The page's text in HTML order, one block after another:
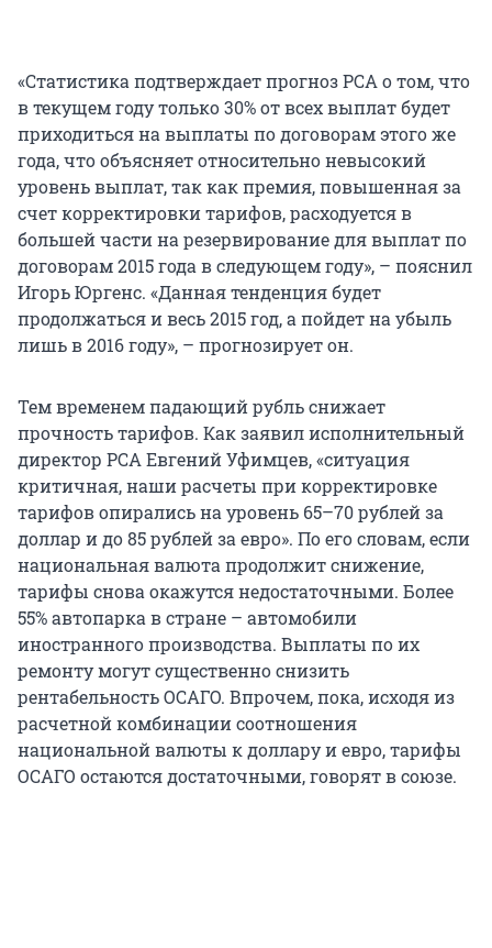
«Статистика подтверждает прогноз РСА о том, что
в текущем году только 30% от всех выплат будет
приходиться на выплаты по договорам этого же
года, что объясняет относительно невысокий
уровень выплат, так как премия, повышенная за
счет корректировки тарифов, расходуется в
большей части на резервирование для выплат по
договорам 2015 года в следующем году», – пояснил
Игорь Юргенс. «Данная тенденция будет
продолжаться и весь 2015 год, а пойдет на убыль
лишь в 2016 году», – прогнозирует он.
Тем временем падающий рубль снижает
прочность тарифов. Как заявил исполнительный
директор РСА Евгений Уфимцев, «ситуация
критичная, наши расчеты при корректировке
тарифов опирались на уровень 65–70 рублей за
доллар и до 85 рублей за евро». По его словам, если
национальная валюта продолжит снижение,
тарифы снова окажутся недостаточными. Более
55% автопарка в стране – автомобили
иностранного производства. Выплаты по их
ремонту могут существенно снизить
рентабельность ОСАГО. Впрочем, пока, исходя из
расчетной комбинации соотношения
национальной валюты к доллару и евро, тарифы
ОСАГО остаются достаточными, говорят в союзе.